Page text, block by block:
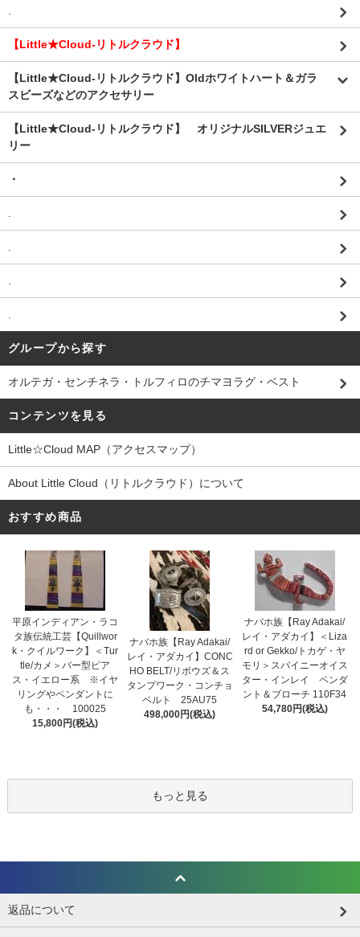
.
【Little★Cloud-リトルクラウド】
【Little★Cloud-リトルクラウド】Oldホワイトハート＆ガラ
スビーズなどのアクセサリー
【Little★Cloud-リトルクラウド】 オリジナルSILVERジュエ
リー
・
.
.
.
.
グループから探す
オルテガ・センチネラ・トルフィロのチマヨラグ・ベスト
コンテンツを見る
Little☆Cloud MAP（アクセスマップ）
About Little Cloud（リトルクラウド）について
おすすめ商品
平原インディアン・ラコ
タ族伝統工芸【Quillwor
k・クイルワーク】＜Tur
tle/カメ＞バー型ピア
ス・イエロー系 ※イヤ
リングやペンダントに
も・・・ 100025
15,800円(税込)
ナバホ族【Ray Adakai/
レイ・アダカイ】CONC
HO BELT/リポウズ＆ス
タンプワーク・コンチョ
ベルト 25AU75
498,000円(税込)
ナバホ族【Ray Adakai/
レイ・アダカイ】＜Liza
rd or Gekko/トカゲ・ヤ
モリ＞スパイニーオイス
ター・インレイ ペンダ
ント＆ブローチ 110F34
54,780円(税込)
もっと見る
返品について